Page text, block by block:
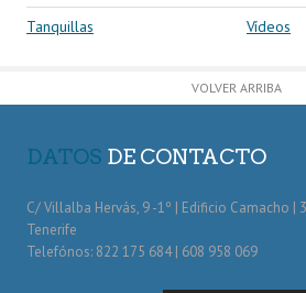
Tanquillas
Vídeos
VOLVER ARRIBA
DATOS DE CONTACTO
C/ Villalba Hervás, 9 -1º | Edificio Camacho |
Tenerife
Telefónos: 822 175 684 | 608 958 069